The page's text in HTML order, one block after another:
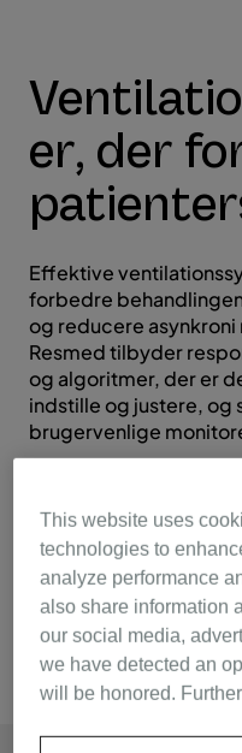
er, der
Effektive
forbedre
og reducere
Resmed tilbyder
og algoritmer, der er
indstille og justere, og
brugervenlige
Læs mere om vores
This website uses
technologies to
analyze performance
also share information
our social media,
we have detected an
will be honored.